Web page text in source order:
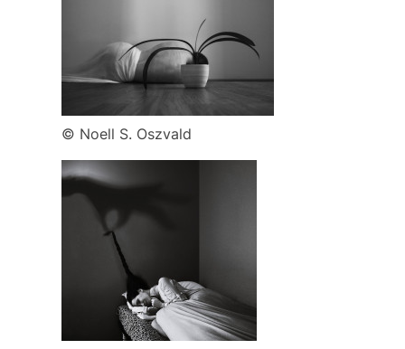
© Noell S. Oszvald